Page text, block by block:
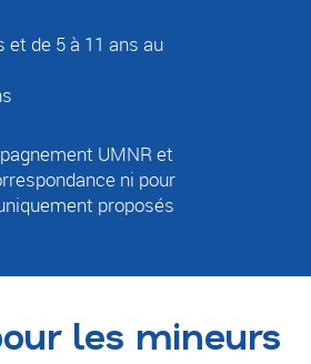
et de 5 à 11 ans au
UMNR et
ni pour
proposés
les mineurs